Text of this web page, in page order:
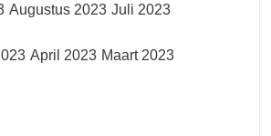
Augustus 2023 Juli 2023
April 2023 Maart 2023